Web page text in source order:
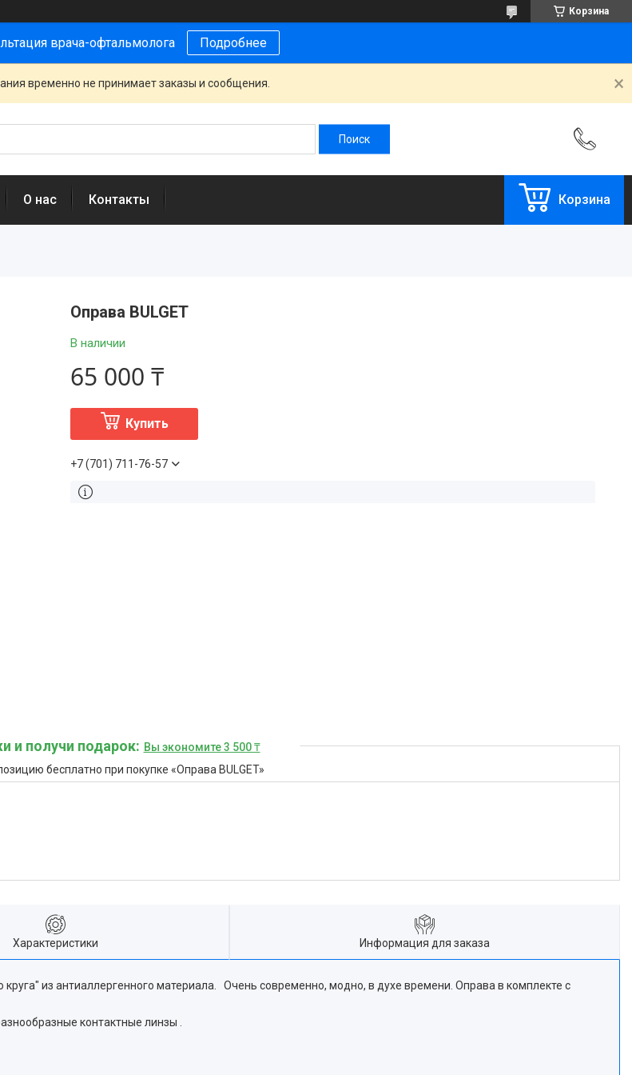
Корзина
врача-офтальмолога Подробнее
временно не принимает заказы и сообщения.
О нас Контакты Корзина
Оправа BULGET
В наличии
65 000 ₸
Купить
+7 (701) 711-76-57
и получи подарок
Вы экономите 3 500 ₸
бесплатно при покупке «Оправа BULGET»
Характеристики Информация для заказа
из антиаллергенного материала. Очень современно, модно, в духе времени. Оправа в комплекте с
контактные линзы .